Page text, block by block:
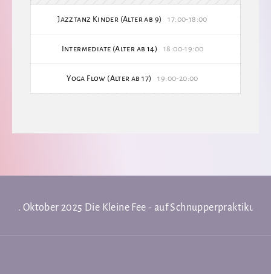
Jazztanz Kinder (Alter ab 9) 17:00-18:00
Intermediate (Alter ab 14) 18:00-19:00
Yoga Flow (Alter ab 17) 19:00-20:00
26. Oktober 2025 Die Kleine Fee - auf Schnupperpraktikum